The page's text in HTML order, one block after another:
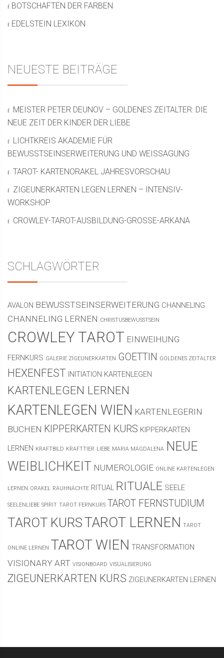
BOTSCHAFTEN DER FARBEN
EDELSTEIN LEXIKON
NEUESTE BEITRÄGE
MEISTER PETER DEUNOV – GOLDENES ZEITALTER: DIE
NEUE ZEIT DER KINDER DER LIEBE
LICHTKREIS AKADEMIE FÜR
BEWUSSTSEINSERWEITERUNG UND WEISSAGUNG
TAROT- KARTENORAKEL JAHRESVORSCHAU
ZIGEUNERKARTEN LEGEN LERNEN – INTENSIV-
WORKSHOP
CROWLEY-TAROT-AUSBILDUNG-GROSSE-ARKANA
SCHLAGWÖRTER
AVALON BEWUSSTSEINSERWEITERUNG CHANNELING
CHANNELING LERNEN CHRISTUSBEWUSSTSEIN
CROWLEY TAROT EINWEIHUNG
FERNKURS GALERIE ZIGEUNERKARTEN GOETTIN GOLDENES ZEITALTER
HEXENFEST INITIATION KARTENLEGEN
KARTENLEGEN LERNEN
KARTENLEGEN WIEN KARTENLEGERIN
BUCHEN KIPPERKARTEN KURS KIPPERKARTEN
LERNEN KRAFTBILD KRAFTTIER LIEBE MARIA MAGDALENA
NEUE
WEIBLICHKEIT NUMEROLOGIE ONLINE KARTENLEGEN
LERNEN ORAKEL RAUHNÄCHTE RITUAL RITUALE SEELE
SEELENLIEBE SPIRIT TAROT FERNKURS TAROT FERNSTUDIUM
TAROT KURSTAROT LERNEN TAROT
ONLINE LERNEN TAROT WIEN TRANSFORMATION
VISIONARY ART VISIONBOARD VISUALISIERUNG
ZIGEUNERKARTEN KURS ZIGEUNERKARTEN LERNEN